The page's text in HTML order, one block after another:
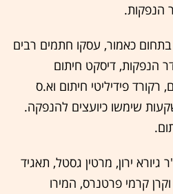
הנפקות.
כאמור, עסקו חתמים רבים
הנפקות, דיסקט חיתום
רקורד פידיליטי חיתום וא.ס
שימשו כיועצים להנפקה.
ירון, מרטין גסטל, תאגיד
קרמי פרטנרס, המירו